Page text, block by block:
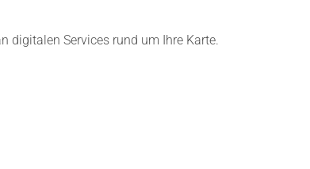
digitalen Services rund um Ihre Karte.